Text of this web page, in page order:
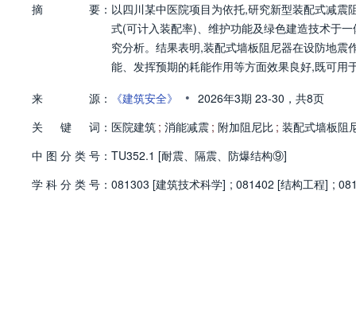
摘
要： 以四川某中医院项目为依托,研究新型装配式减
式(可计入装配率)、维护功能及绿色建造技术于
究分析。结果表明,装配式墙板阻尼器在设防地
能、发挥预期的耗能作用等方面效果良好,既可
来
源： 《建筑安全》 • 2026年3期 23-30， 共8页
关
键 词： 医院建筑 ; 消能减震 ; 附加阻尼比 ; 装配式墙板阻
中 图 分 类 号： TU352.1 [耐震、隔震、防爆结构⑨]
学 科 分 类 号： 081303 [建筑技术科学] ; 081402 [结构工程] ;